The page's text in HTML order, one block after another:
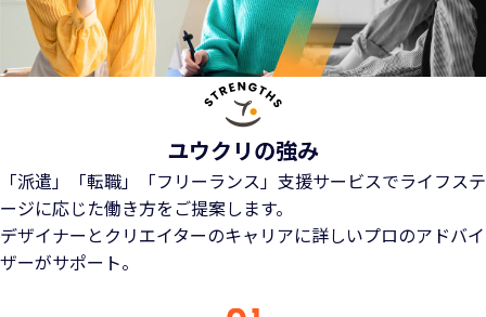
ユウクリの強み
「派遣」「転職」「フリーランス」支援サービスでライフステ
ージに応じた働き方をご提案します。
デザイナーとクリエイターのキャリアに詳しいプロのアドバイ
ザーがサポート。